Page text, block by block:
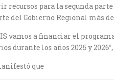
para la segunda
del Gobierno Regional más
vamos a financiar el
durante los años 2025 y 2026”,
que